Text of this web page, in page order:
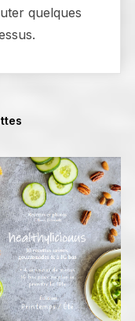
quelques